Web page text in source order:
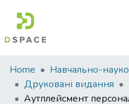
Communities
&
Collections
Home
Друковані видання